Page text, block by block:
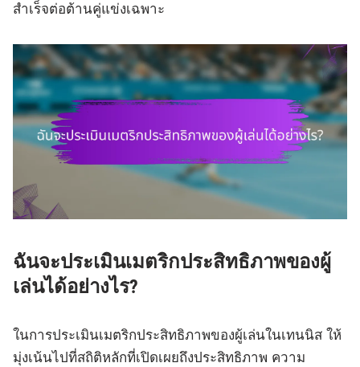
สำเร็จต่อต้านคู่แข่งเฉพาะ
ฉันจะประเมินเมตริกประสิทธิภาพของผู้
เล่นได้อย่างไร?
ในการประเมินเมตริกประสิทธิภาพของผู้เล่นในเทนนิส ให้
มุ่งเน้นไปที่สถิติหลักที่เปิดเผยถึงประสิทธิภาพ ความ